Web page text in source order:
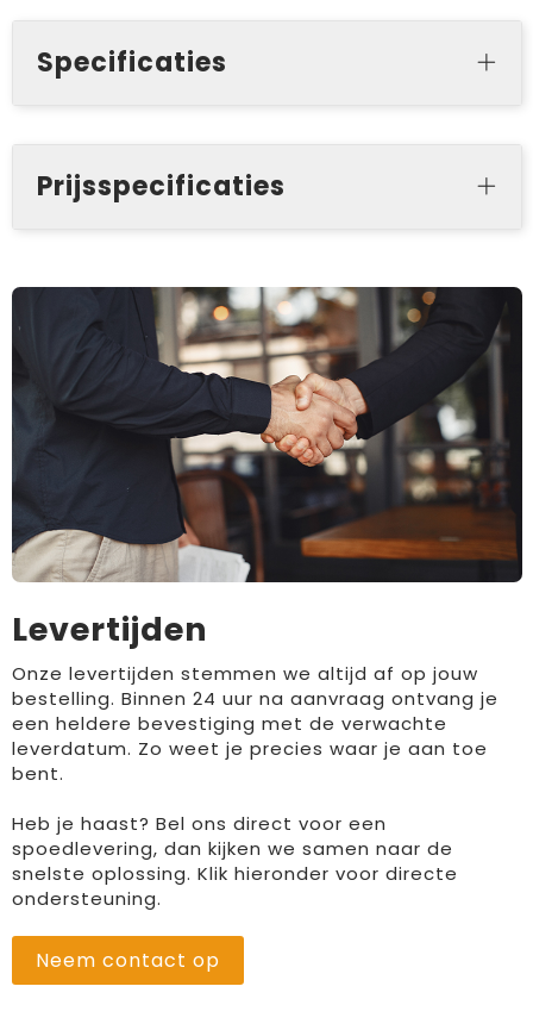
Specificaties
Prijsspecificaties
Levertijden
Onze levertijden stemmen we altijd af op jouw
bestelling. Binnen 24 uur na aanvraag ontvang je
een heldere bevestiging met de verwachte
leverdatum. Zo weet je precies waar je aan toe
bent.
Heb je haast? Bel ons direct voor een
spoedlevering, dan kijken we samen naar de
snelste oplossing. Klik hieronder voor directe
ondersteuning.
Neem contact op